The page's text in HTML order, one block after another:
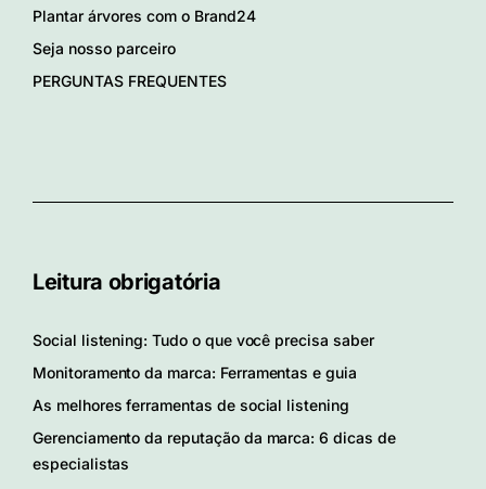
Plantar árvores com o Brand24
Seja nosso parceiro
PERGUNTAS FREQUENTES
Leitura obrigatória
Social listening: Tudo o que você precisa saber
Monitoramento da marca: Ferramentas e guia
As melhores ferramentas de social listening
Gerenciamento da reputação da marca: 6 dicas de
especialistas